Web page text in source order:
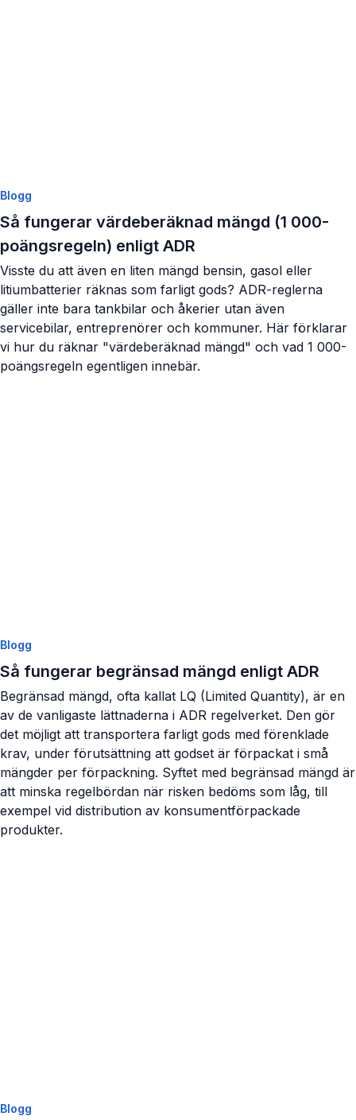
Blogg
Så fungerar värdeberäknad mängd (1 000-
poängsregeln) enligt ADR
Visste du att även en liten mängd bensin, gasol eller
litiumbatterier räknas som farligt gods? ADR-reglerna
gäller inte bara tankbilar och åkerier utan även
servicebilar, entreprenörer och kommuner. Här förklarar
vi hur du räknar "värdeberäknad mängd" och vad 1 000-
poängsregeln egentligen innebär.
Blogg
Så fungerar begränsad mängd enligt ADR
Begränsad mängd, ofta kallat LQ (Limited Quantity), är en
av de vanligaste lättnaderna i ADR regelverket. Den gör
det möjligt att transportera farligt gods med förenklade
krav, under förutsättning att godset är förpackat i små
mängder per förpackning. Syftet med begränsad mängd är
att minska regelbördan när risken bedöms som låg, till
exempel vid distribution av konsumentförpackade
produkter.
Blogg